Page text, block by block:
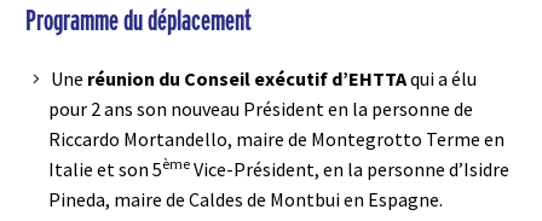
Programme du déplacement
Une réunion du Conseil exécutif d’EHTTAqui a élu
pour 2 ans son nouveau Président en la personne de
Riccardo Mortandello, maire de Montegrotto Terme en
Italie et son 5ème Vice-Président, en la personne d’Isidre
Pineda, maire de Caldes de Montbui en Espagne.